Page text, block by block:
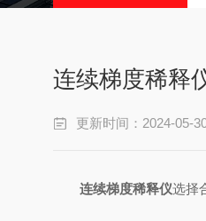
连续梯度稀释
更新时间：2024-05-
连续梯度稀释仪选择